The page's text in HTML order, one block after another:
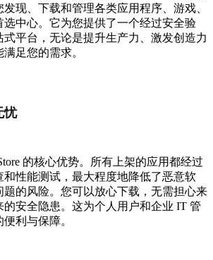
现、下载和管理各类应用程序、游戏、
选中心。它为您提供了一个经过安全验
平台，无论是提升生产力、激发创造力
足您的需求。
忧
的核心优势。所有上架的应用都经过
和性能测试，最大程度地降低了恶意软
题的风险。您可以放心下载，无需担心来
安全隐患。这为个人用户和企业 IT 管
利与保障。